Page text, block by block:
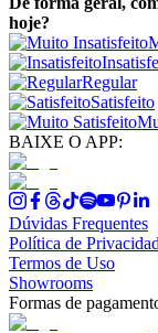
hoje?
Regular
Satisfeito
BAIXE O APP:
Dúvidas Frequentes
Política de
Termos de Uso
Showrooms
Formas de